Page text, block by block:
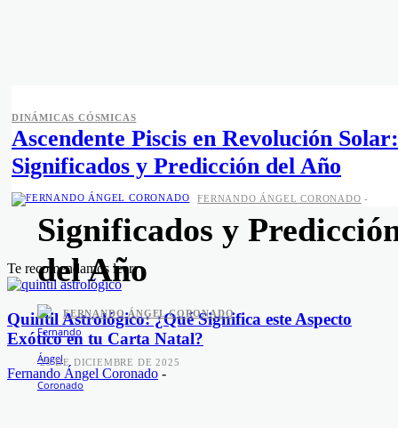
DINÁMICAS CÓSMICAS
Ascendente Libra en
Revolución Solar:
Significados y
del Año
FERNANDO ÁNGEL CORONADO
-
29 DE DICIEMBRE DE 2025
DINÁMICAS CÓSMICAS
Ascendente Piscis en Revolución Solar:
Significados y Predicción del Año
FERNANDO ÁNGEL CORONADO -
Te recomendamos leer:
Quintil Astrológico: ¿Qué Significa este Aspecto
Exótico en tu Carta Natal?
Fernando Ángel Coronado -